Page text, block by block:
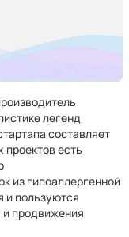
легенд
составляет
есть
из гипоаллергенной
и пользуются
продвижения